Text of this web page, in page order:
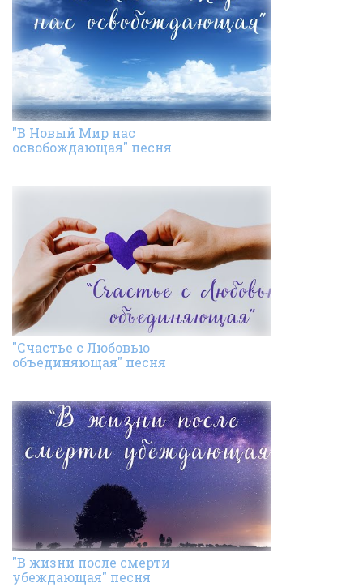
"В Новый Мир нас
освобождающая" песня
"Счастье с Любовью
объединяющая" песня
"В жизни после смерти
убеждающая" песня